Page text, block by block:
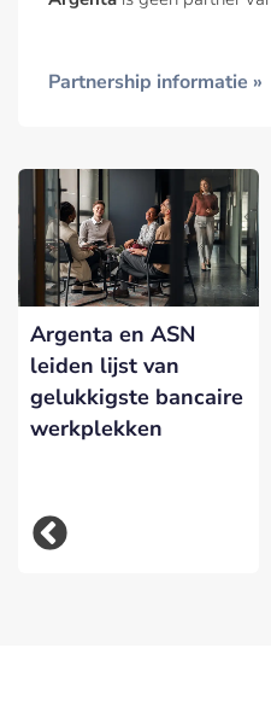
Partnership informatie »
Argenta en ASN
leiden lijst van
gelukkigste bancaire
werkplekken